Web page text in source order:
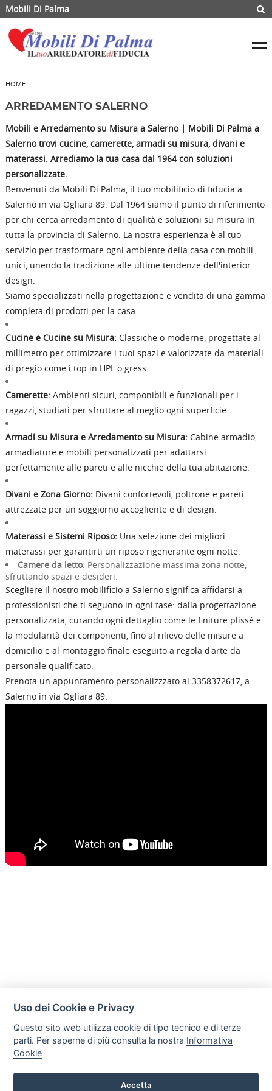
Mobili Di Palma
HOME
ARREDAMENTO SALERNO
Mobili e Arredamento su Misura a Salerno | Mobili Di Palma a
Salerno trovi cucine, camerette, armadi su misura, divani e
materassi. Arrediamo la tua casa dal 1964 con soluzioni
personalizzate.
Benvenuti da Mobili Di Palma, il tuo mobilificio di fiducia a
Salerno in via Ogliara 89. Dal 1964 siamo il punto di riferimento
per chi cerca arredamento di qualità e soluzioni su misura in
tutta la provincia di Salerno. La nostra esperienza è al tuo
servizio per trasformare ogni ambiente della casa con mobili
unici, unendo la tradizione alle ultime tendenze dell'interior
design.
Siamo specializzati nella progettazione e vendita di una gamma
completa di prodotti per la casa:
Cucine e Cucine su Misura:Classiche o moderne, progettate al
millimetro per ottimizzare i tuoi spazi e valorizzate da materiali
di pregio come i top in HPL o gress.
Camerette:Ambienti sicuri, componibili e funzionali per i
ragazzi, studiati per sfruttare al meglio ogni superficie.
Armadi su Misura e Arredamento su Misura:Cabine armadio,
armadiature e mobili personalizzati per adattarsi
perfettamente alle pareti e alle nicchie della tua abitazione.
Divani e Zona Giorno:Divani confortevoli, poltrone e pareti
attrezzate per un soggiorno accogliente e di design.
Materassi e Sistemi Riposo:Una selezione dei migliori
materassi per garantirti un riposo rigenerante ogni notte.
Camere da letto: Personalizzazione massima zona notte,
sfruttando spazi e desideri.
Scegliere il nostro mobilificio a Salerno significa affidarsi a
professionisti che ti seguono in ogni fase: dalla progettazione
personalizzata, curando ogni dettaglio come le finiture plissé e
la modularità dei componenti, fino al rilievo delle misure a
domicilio e al montaggio finale eseguito a regola d'arte da
personale qualificato.
Prenota un appuntamento personalizzzato al 3358372617, a
Salerno in via Ogliara 89.
Mobili Di Palma
Via di Ogliara 89, 84135, Salerno
Uso dei Cookie e Privacy
Questo sito web utilizza cookie di tipo tecnico e di terze
parti. Per saperne di più consulta la nostra Informativa
Cookie
Accetta